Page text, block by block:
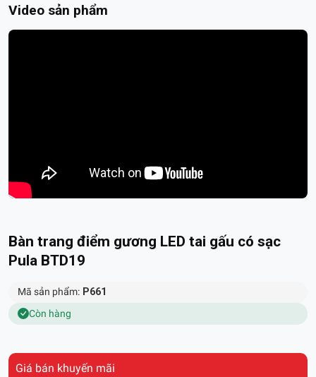
Video sản phẩm
Bàn trang điểm gương LED tai gấu có sạc
Pula BTD19
Mã sản phẩm:P661
Còn hàng
Giá bán khuyến mãi